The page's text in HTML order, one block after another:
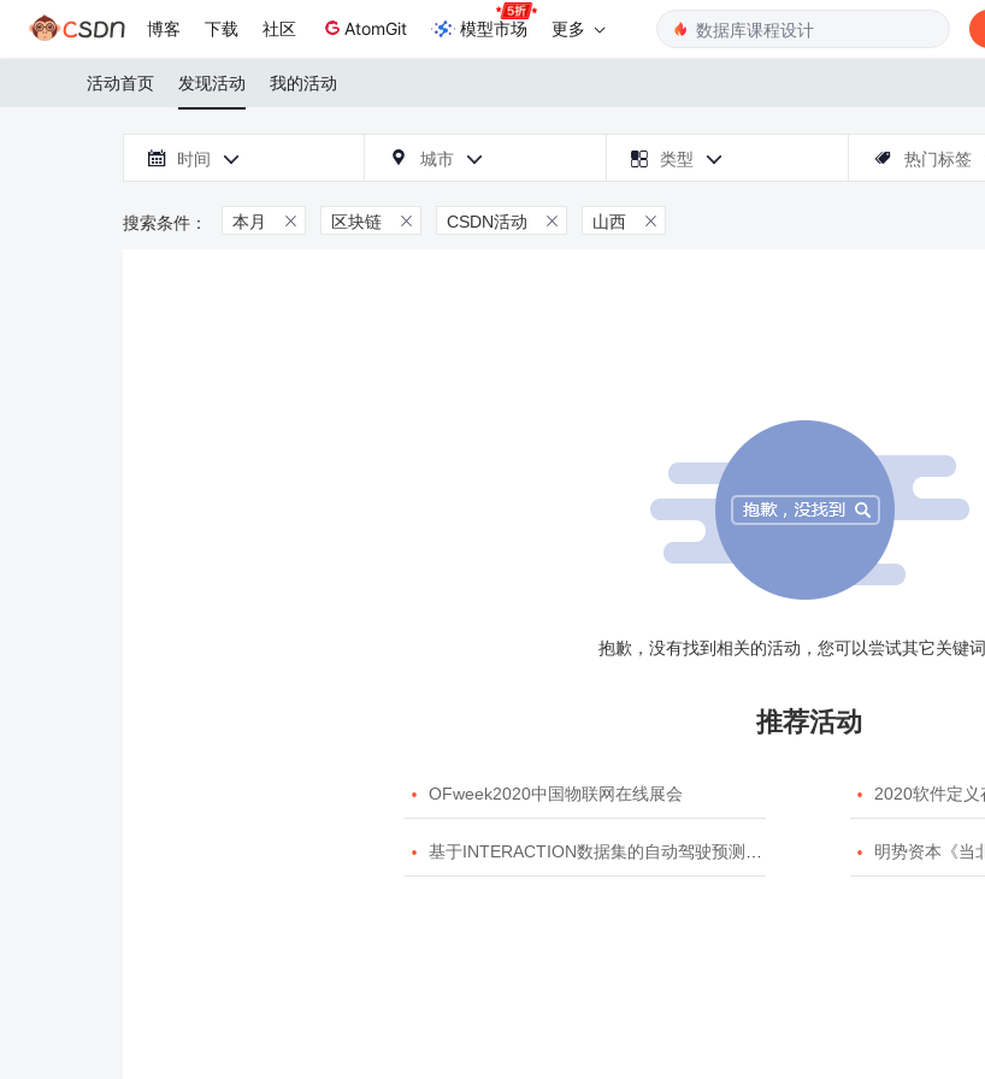
博客 下载 社区 AtomGit 模型市场 更多
活动首页 发现活动 我的活动
 时间   城市   类型   热门标签
本月  区块链  CSDN活动  山西 
抱歉，没有找到相关的活动，您可以尝试其它关键
推荐活动
 OFweek2020中国物联网在线展会  2020软件定义
 基于INTERACTION数据集的自动驾驶预测模型挑战赛  明势资本《当北京